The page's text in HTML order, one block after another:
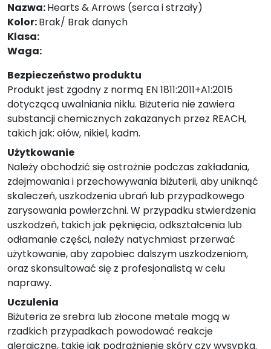
Nazwa:Hearts & Arrows (serca i strzały)
Kolor:Brak/ Brak danych
Klasa:
Waga:
Bezpieczeństwo produktu
Produkt jest zgodny z normą EN 1811:2011+A1:2015
dotyczącą uwalniania niklu. Biżuteria nie zawiera
substancji chemicznych zakazanych przez REACH,
takich jak: ołów, nikiel, kadm.
Użytkowanie
Należy obchodzić się ostrożnie podczas zakładania,
zdejmowania i przechowywania biżuterii, aby uniknąć
skaleczeń, uszkodzenia ubrań lub przypadkowego
zarysowania powierzchni. W przypadku stwierdzenia
uszkodzeń, takich jak pęknięcia, odkształcenia lub
odłamanie części, należy natychmiast przerwać
użytkowanie, aby zapobiec dalszym uszkodzeniom,
oraz skonsultować się z profesjonalistą w celu
naprawy.
Uczulenia
Biżuteria ze srebra lub złocone metale mogą w
rzadkich przypadkach powodować reakcje
alergiczne, takie jak podrażnienie skóry czy wysypka.